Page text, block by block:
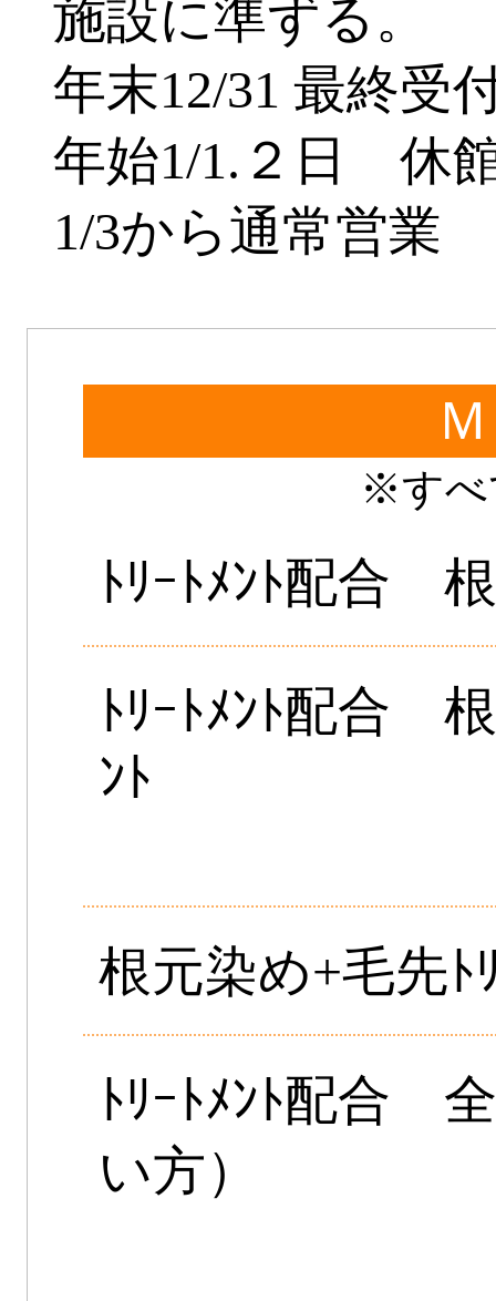
施設に準ずる。
年末12/31 最終受
年始1/1.２日 休
1/3から通常営業
※すべ
ﾄﾘｰﾄﾒﾝﾄ配合
ﾄﾘｰﾄﾒﾝﾄ配合
ﾝﾄ
根元染め+毛先ﾄ
ﾄﾘｰﾄﾒﾝﾄ配合
い方）